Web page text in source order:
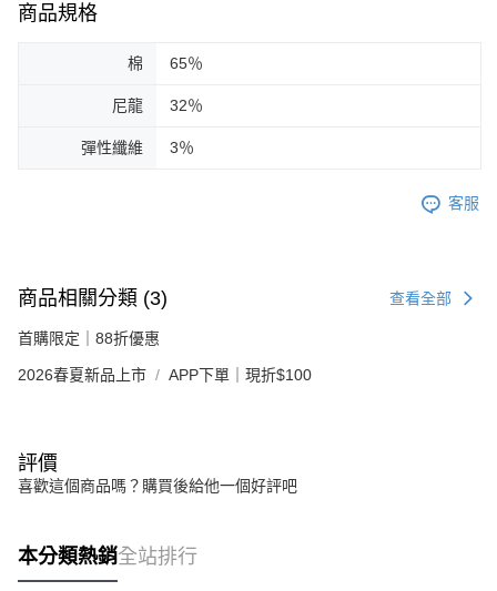
商品規格
棉 65％
尼龍 32％
彈性纖維 3％
客服
商品相關分類 (3) 查看全部
首購限定｜88折優惠
2026春夏新品上市 APP下單｜現折$100
評價
喜歡這個商品嗎？購買後給他一個好評吧
本分類熱銷全站排行